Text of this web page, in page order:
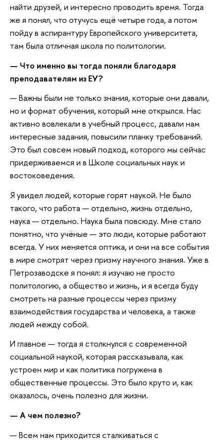
найти друзей, и интересно проводить время. Тогда
же я понял, что отучусь ещё четыре года, а потом
пойду в аспирантуру Европейского университета,
там была отличная школа по политологии.
— Что именно вы тогда поняли благодаря
преподавателям из ЕУ?
— Важны были не только знания, которые они давали,
но и формат обучения, который мне открылся. Нас
активно вовлекали в учебный процесс, давали нам
интересные задания, повысили планку требований.
Это был совсем новый подход, которого мы сейчас
придерживаемся и в Школе социальных наук и
востоковедения.
Я увидел людей, которые горят наукой. Не было
такого, что работа — отдельно, жизнь отдельно,
наука — отдельно. Наука была повсюду. Мне стало
понятно, что учёные — это люди, которые работают
всегда. У них меняется оптика, и они на все события
в мире смотрят через призму научного знания. Уже в
Петрозаводске я понял: я изучаю не просто
политологию, а общество и жизнь, и я всегда буду
смотреть на разные процессы через призму
взаимодействия государства и человека, а также
людей между собой.
И главное — тогда я столкнулся с современной
социальной наукой, которая рассказывала, как
устроен мир и как политика погружена в
общественные процессы. Это было круто и, как
оказалось, очень полезно для жизни.
— А чем полезно?
— Всем нам приходится сталкиваться с